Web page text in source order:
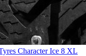
Character Ice 8 XL